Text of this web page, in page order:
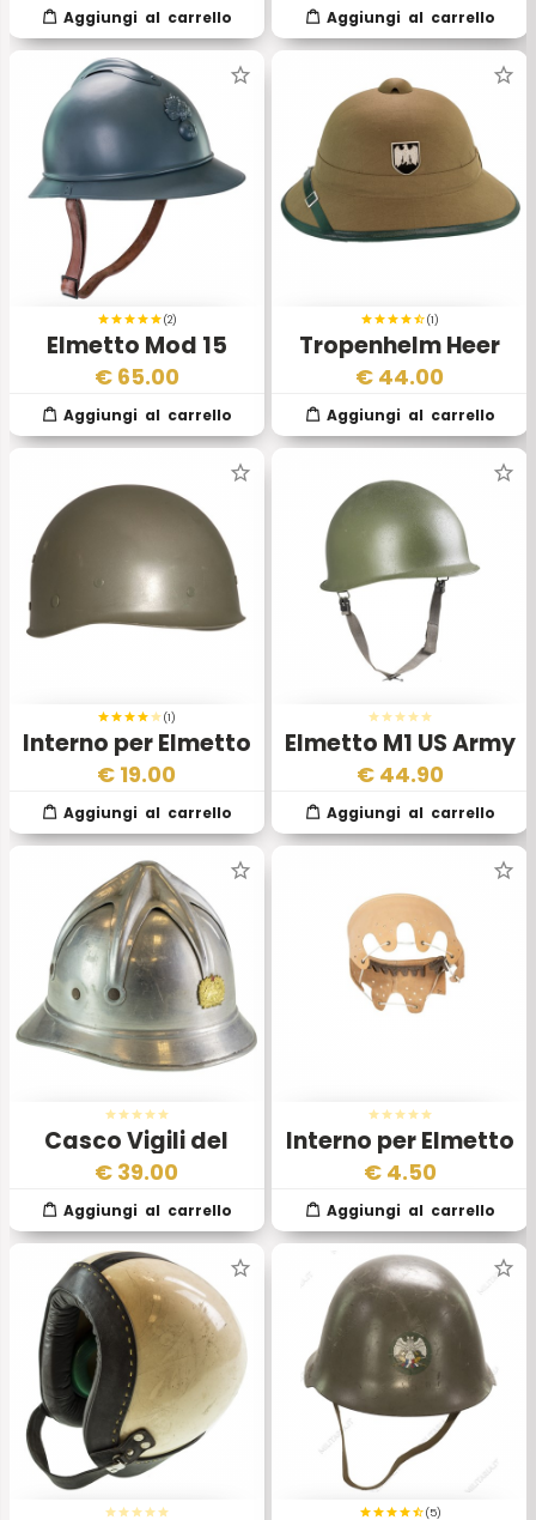
(2)
Elmetto Mod 15
Armee Francaise
€ 65.00
(1)
Tropenhelm Heer
Wehrmacht
€ 44.00
(1)
Interno per Elmetto
T21 US army
€ 19.00
Elmetto M1 US Army
WWII
€ 44.90
Casco Vigili del
Fuoco Ex
Confederazione
Jugoslava
€ 39.00
Interno per Elmetto
Esercito Popolare
Cecoslovacco
€ 4.50
(5)